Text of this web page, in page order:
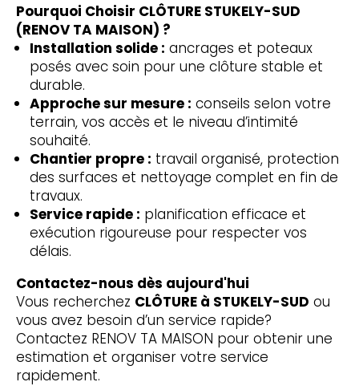
Pourquoi Choisir CLÔTURE STUKELY-SUD
(RENOV TA MAISON) ?
Installation solide : ancrages et poteaux
posés avec soin pour une clôture stable et
durable.
Approche sur mesure : conseils selon votre
terrain, vos accès et le niveau d’intimité
souhaité.
Chantier propre : travail organisé, protection
des surfaces et nettoyage complet en fin de
travaux.
Service rapide : planification efficace et
exécution rigoureuse pour respecter vos
délais.
Contactez-nous dès aujourd'hui
Vous recherchez CLÔTURE à STUKELY-SUD ou
vous avez besoin d’un service rapide?
Contactez RENOV TA MAISON pour obtenir une
estimation et organiser votre service
rapidement.